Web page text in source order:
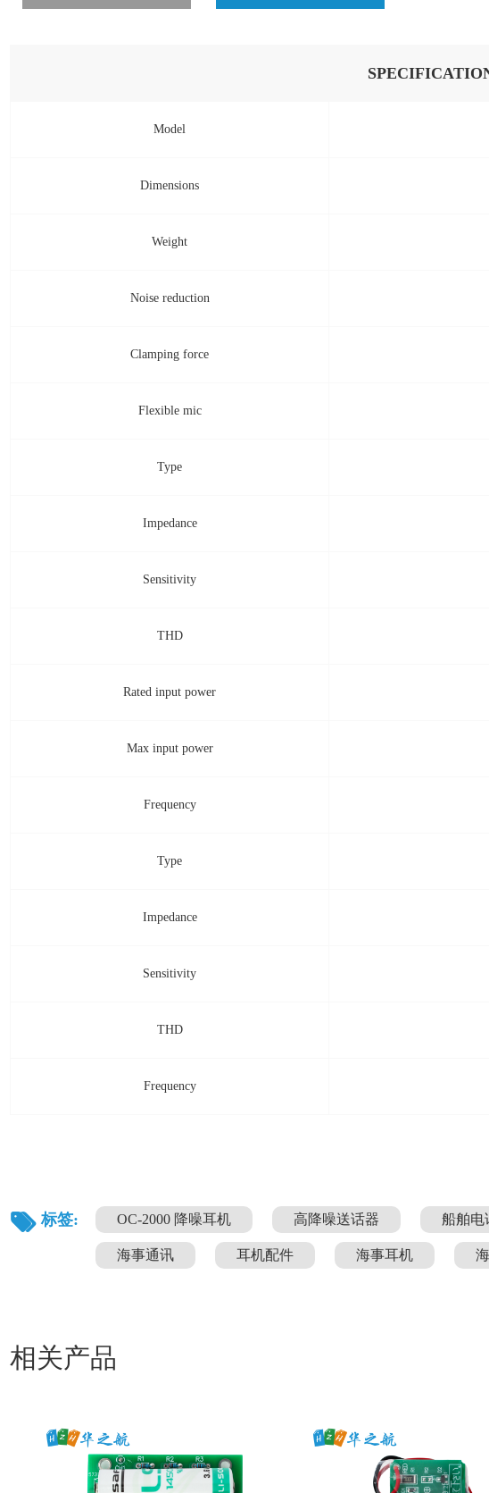
Model
Dimensions
Weight
Noise reduction
Clamping force
Flexible mic
Type
Impedance
Sensitivity
THD
Rated input power
Max input power
Frequency
Type
Impedance
Sensitivity
THD
Frequency
标签: OC-2000 降噪耳机 高降噪送话器 船舶电
海事通讯 耳机配件 海事耳机
相关产品